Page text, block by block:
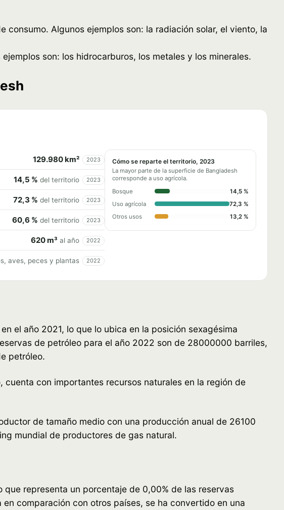
Algunos ejemplos son: la radiación solar, el viento, la
son: los hidrocarburos, los metales y los minerales.
129.980 km² 2023
14,5 % del territorio 2023
72,3 % del territorio 2023
60,6 % del territorio 2023
620 m³ al año 2022
aves, peces y plantas 2022
Cómo se reparte el territorio, 2023
La mayor parte de la superficie de Bangladesh
corresponde a uso agrícola.
Bosque
14,5 %
Uso agrícola
72,3 %
Otros usos
13,2 %
el año 2021, lo que lo ubica en la posición sexagésima
de petróleo para el año 2022 son de 28000000 barriles,
petróleo.
con importantes recursos naturales en la región de
de tamaño medio con una producción anual de 26100
mundial de productores de gas natural.
representa un porcentaje de 0,00% de las reservas
comparación con otros países, se ha convertido en una